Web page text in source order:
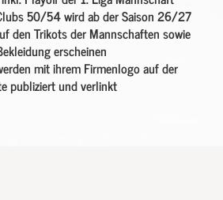
50/54 wird ab der Saison 26/27
den Trikots der Mannschaften sowie
erscheinen
mit ihrem Firmenlogo auf der
publiziert und verlinkt